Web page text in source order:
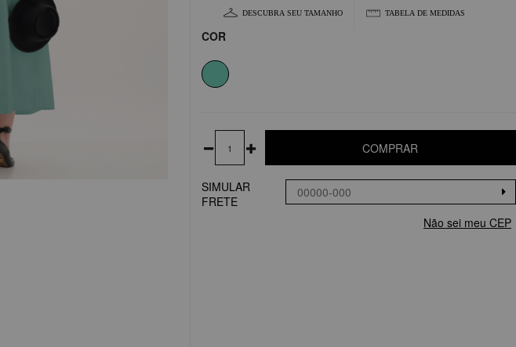
DESCUBRA SEU TAMANHO TABELA DE MEDIDAS
COR
COMPRAR
SIMULAR
FRETE
Não sei meu CEP